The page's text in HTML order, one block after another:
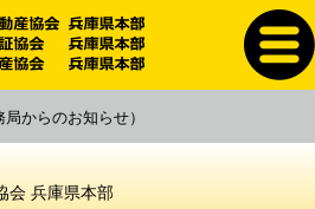
局からのお知らせ）
会 兵庫県本部